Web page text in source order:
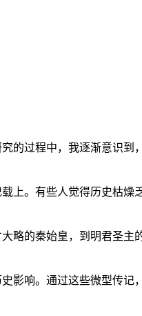
的过程中，我逐渐意识
。有些人觉得历史枯
的秦始皇，到明君圣
影响。通过这些微型传